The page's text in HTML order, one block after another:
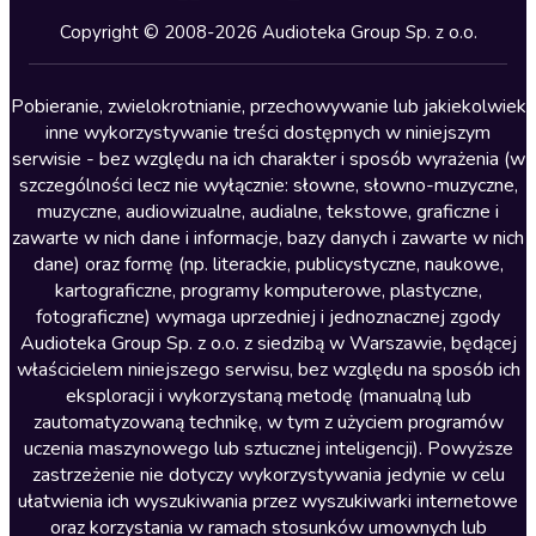
Kryminały
Lektury szkolne
Literatura anglojęzyczna
Literatura faktu
Literatura obyczajowa
Literatura piękna obca
Literatura piękna polska
Nagrania relaksacyjne
Nauka języków
Nauki humanistyczne
Podcasty i audycje
Polityka
Prasa
Copyright © 2008-2026 Audioteka Group Sp. z o.o.
Pobieranie, zwielokrotnianie, przechowywanie lub jakiekolwiek
inne wykorzystywanie treści dostępnych w niniejszym
serwisie - bez względu na ich charakter i sposób wyrażenia (w
szczególności lecz nie wyłącznie: słowne, słowno-muzyczne,
muzyczne, audiowizualne, audialne, tekstowe, graficzne i
zawarte w nich dane i informacje, bazy danych i zawarte w nich
dane) oraz formę (np. literackie, publicystyczne, naukowe,
kartograficzne, programy komputerowe, plastyczne,
fotograficzne) wymaga uprzedniej i jednoznacznej zgody
Audioteka Group Sp. z o.o. z siedzibą w Warszawie, będącej
właścicielem niniejszego serwisu, bez względu na sposób ich
eksploracji i wykorzystaną metodę (manualną lub
zautomatyzowaną technikę, w tym z użyciem programów
uczenia maszynowego lub sztucznej inteligencji). Powyższe
zastrzeżenie nie dotyczy wykorzystywania jedynie w celu
ułatwienia ich wyszukiwania przez wyszukiwarki internetowe
oraz korzystania w ramach stosunków umownych lub